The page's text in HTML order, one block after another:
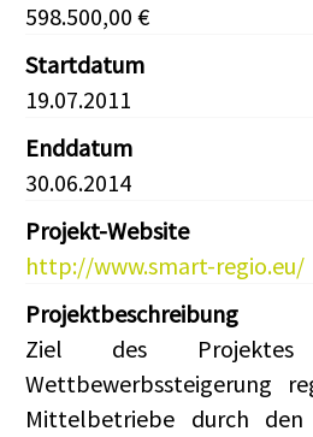
598.500,00 €
Startdatum
19.07.2011
Enddatum
30.06.2014
Projekt-Website
http://www.smart-regio.eu/
Projektbeschreibung
Ziel des
Wettbewerbssteigerung
Mittelbetriebe durch